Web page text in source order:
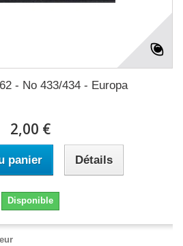
- No 433/434 - Europa
2,00 €
panier Détails
Disponible